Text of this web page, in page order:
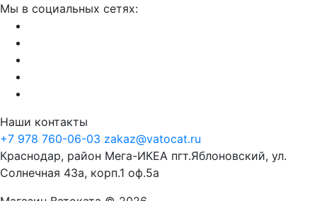
Мы в социальных сетях:
Наши контакты
+7 978 760-06-03 zakaz@vatocat.ru
Краснодар, район Мега-ИКЕА пгт.Яблоновский, ул.
Солнечная 43а, корп.1 оф.5а